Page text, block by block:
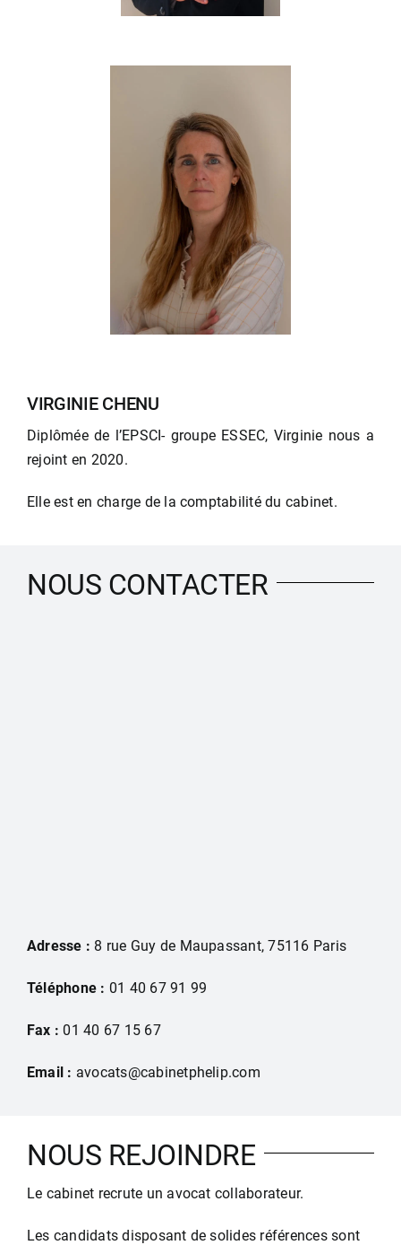
VIRGINIE CHENU
Diplômée de l’EPSCI- groupe ESSEC, Virginie nous a
rejoint en 2020.
Elle est en charge de la comptabilité du cabinet.
NOUS CONTACTER
Adresse : 8 rue Guy de Maupassant, 75116 Paris
Téléphone : 01 40 67 91 99
Fax : 01 40 67 15 67
Email : avocats@cabinetphelip.com
NOUS REJOINDRE
Le cabinet recrute un avocat collaborateur.
Les candidats disposant de solides références sont